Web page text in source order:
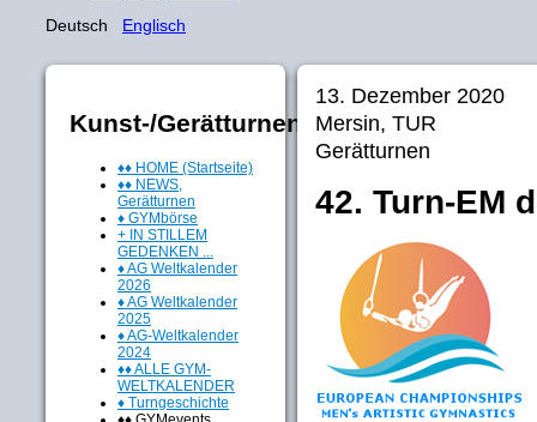
Deutsch Englisch
Kunst-/Gerätturnen
♦♦ HOME (Startseite)
♦♦ NEWS,
Gerätturnen
♦ GYMbörse
+ IN STILLEM
GEDENKEN ...
♦ AG Weltkalender
2026
♦ AG Weltkalender
2025
♦ AG-Weltkalender
2024
♦♦ ALLE GYM-
WELTKALENDER
♦ Turngeschichte
13. Dezember 2020
Mersin, TUR
Gerätturnen
42. Turn-EM